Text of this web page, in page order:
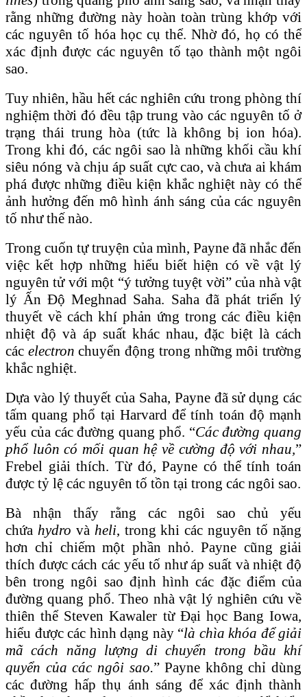
rằng những đường này hoàn toàn trùng khớp với
các nguyên tố hóa học cụ thể. Nhờ đó, họ có thể
xác định được các nguyên tố tạo thành một ngôi
sao.
Tuy nhiên, hầu hết các nghiên cứu trong phòng thí
nghiệm thời đó đều tập trung vào các nguyên tố ở
trạng thái trung hòa (tức là không bị ion hóa).
Trong khi đó, các ngôi sao là những khối cầu khí
siêu nóng và chịu áp suất cực cao, và chưa ai khám
phá được những điều kiện khắc nghiệt này có thể
ảnh hưởng đến mô hình ánh sáng của các nguyên
tố như thế nào.
Trong cuốn tự truyện của mình, Payne đã nhắc đến
việc kết hợp những hiểu biết hiện có về vật lý
nguyên tử với một “ý tưởng tuyệt vời” của nhà vật
lý Ấn Độ Meghnad Saha. Saha đã phát triển lý
thuyết về cách khí phản ứng trong các điều kiện
nhiệt độ và áp suất khác nhau, đặc biệt là cách
các electron chuyển động trong những môi trường
khắc nghiệt.
Dựa vào lý thuyết của Saha, Payne đã sử dụng các
tấm quang phổ tại Harvard để tính toán độ mạnh
yếu của các đường quang phổ. “Các đường quang
phổ luôn có mối quan hệ về cường độ với nhau,”
Frebel giải thích. Từ đó, Payne có thể tính toán
được tỷ lệ các nguyên tố tồn tại trong các ngôi sao.
Bà nhận thấy rằng các ngôi sao chủ yếu
chứa hydro và heli, trong khi các nguyên tố nặng
hơn chỉ chiếm một phần nhỏ. Payne cũng giải
thích được cách các yếu tố như áp suất và nhiệt độ
bên trong ngôi sao định hình các đặc điểm của
đường quang phổ. Theo nhà vật lý nghiên cứu về
thiên thể Steven Kawaler từ Đại học Bang Iowa,
hiểu được các hình dạng này “là chìa khóa để giải
mã cách năng lượng di chuyển trong bầu khí
quyển của các ngôi sao.” Payne không chỉ dùng
các đường hấp thụ ánh sáng để xác định thành